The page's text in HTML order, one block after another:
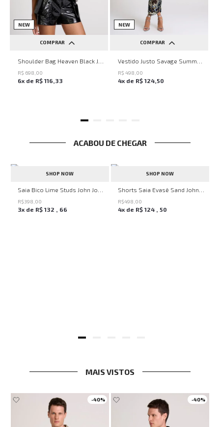
NEW
COMPRAR
UN
R$ 698 00
6x de R$ 116 33
NEW
COMPRAR
PP P M G
R$ 498 00
4x de R$ 124 50
ACABOU DE CHEGAR
SHOP NOW
R$398 00
3x de R$ 132 66
SHOP NOW
R$498 00
4x de R$ 124 50
MAIS VISTOS
-40% -40%